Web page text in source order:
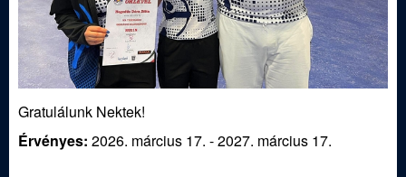
e
Gratulálunk Nektek!
Érvényes: 2026. március 17. -2027. március 17.